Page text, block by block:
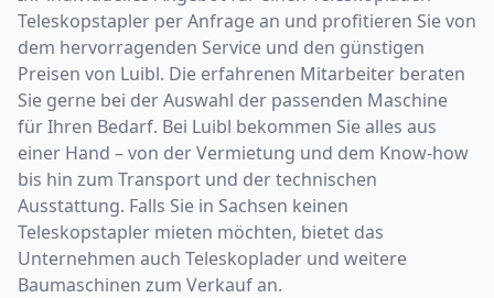
Teleskopstapler per Anfrage an und profitieren Sie von
dem hervorragenden Service und den günstigen
Preisen von Luibl. Die erfahrenen Mitarbeiter beraten
Sie gerne bei der Auswahl der passenden Maschine
für Ihren Bedarf. Bei Luibl bekommen Sie alles aus
einer Hand – von der Vermietung und dem Know-how
bis hin zum Transport und der technischen
Ausstattung. Falls Sie in Sachsen keinen
Teleskopstapler mieten möchten, bietet das
Unternehmen auch Teleskoplader und weitere
Baumaschinen zum Verkauf an.